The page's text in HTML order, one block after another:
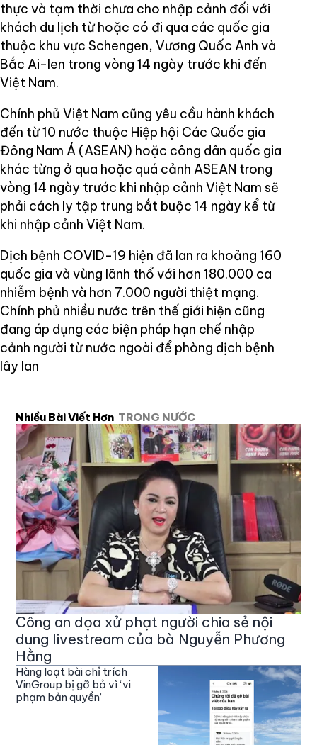
thực và tạm thời chưa cho nhập cảnh đối với
khách du lịch từ hoặc có đi qua các quốc gia
thuộc khu vực Schengen, Vương Quốc Anh và
Bắc Ai-len trong vòng 14 ngày trước khi đến
Việt Nam.
Chính phủ Việt Nam cũng yêu cầu hành khách
đến từ 10 nước thuộc Hiệp hội Các Quốc gia
Đông Nam Á (ASEAN) hoặc công dân quốc gia
khác từng ở qua hoặc quá cảnh ASEAN trong
vòng 14 ngày trước khi nhập cảnh Việt Nam sẽ
phải cách ly tập trung bắt buộc 14 ngày kể từ
khi nhập cảnh Việt Nam.
Dịch bệnh COVID-19 hiện đã lan ra khoảng 160
quốc gia và vùng lãnh thổ với hơn 180.000 ca
nhiễm bệnh và hơn 7.000 người thiệt mạng.
Chính phủ nhiều nước trên thế giới hiện cũng
đang áp dụng các biện pháp hạn chế nhập
cảnh người từ nước ngoài để phòng dịch bệnh
lây lan
Nhiều Bài Viết Hơn TRONG NƯỚC
Công an dọa xử phạt người chia sẻ nội
dung livestream của bà Nguyễn Phương
Hằng
Hàng loạt bài chỉ trích
VinGroup bị gỡ bỏ vì ‘vi
phạm bản quyền’